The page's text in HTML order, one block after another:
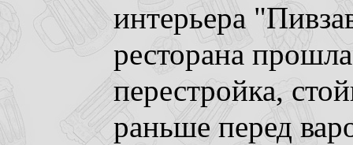
интерьера
ресторана
перестройка,
раньше перед